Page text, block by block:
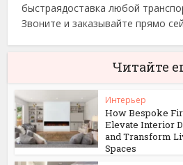
быстраядоставка любой
Звоните и заказывайте прямо
Читайте
Интерьер
How Bespoke
Elevate Interior
and Transform
Spaces